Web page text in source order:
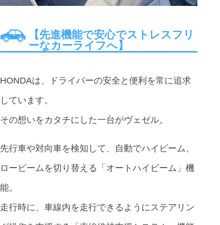
【先進機能で安心でストレスフリ
ーなカーライフへ】
HONDAは、ドライバーの安全と便利を常に追求
しています。
その想いをカタチにした一台がヴェゼル。
先行車や対向車を検知して、自動でハイビーム、
ロービームを切り替える「オートハイビーム」機
能。
走行時に、車線内を走行できるようにステアリン